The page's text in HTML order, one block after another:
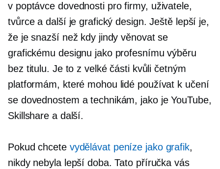
v poptávce dovednosti pro firmy, uživatele,
tvůrce a další je grafický design. Ještě lepší je,
že je snazší než kdy jindy věnovat se
grafickému designu jako profesnímu výběru
bez titulu. Je to z velké části kvůli četným
platformám, které mohou lidé používat k učení
se dovednostem a technikám, jako je YouTube,
Skillshare a další.
Pokud chcete vydělávat peníze jako grafik,
nikdy nebyla lepší doba. Tato příručka vás